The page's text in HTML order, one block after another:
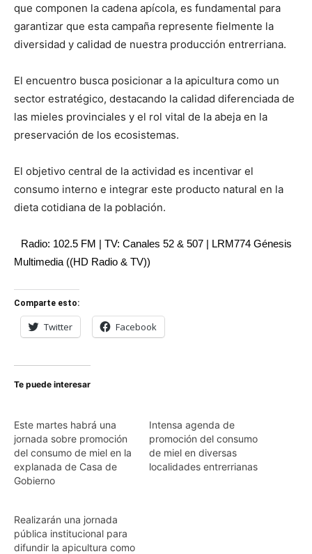
que componen la cadena apícola, es fundamental para
garantizar que esta campaña represente fielmente la
diversidad y calidad de nuestra producción entrerriana.
El encuentro busca posicionar a la apicultura como un
sector estratégico, destacando la calidad diferenciada de
las mieles provinciales y el rol vital de la abeja en la
preservación de los ecosistemas.
El objetivo central de la actividad es incentivar el
consumo interno e integrar este producto natural en la
dieta cotidiana de la población.
Radio: 102.5 FM | TV: Canales 52 & 507 | LRM774 Génesis
Multimedia ((HD Radio & TV))
Comparte esto:
Twitter Facebook
Te puede interesar
Este martes habrá una
jornada sobre promoción
del consumo de miel en la
explanada de Casa de
Gobierno
Intensa agenda de
promoción del consumo
de miel en diversas
localidades entrerrianas
Realizarán una jornada
pública institucional para
difundir la apicultura como